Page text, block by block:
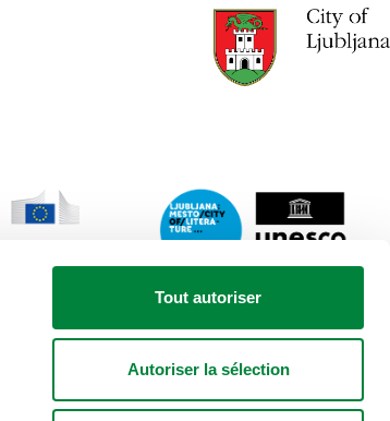
Tout autoriser
Autoriser la sélection
website
European
of